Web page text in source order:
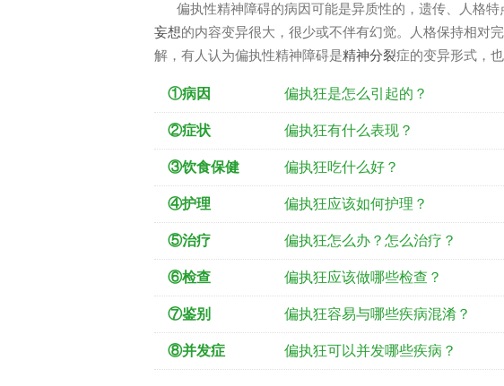
偏执性精神障碍的病因可能是异质性的，遗传、人格
妄想的内容变异很大，很少或不伴有幻觉。人格保持相对
解，有人认为偏执性精神障碍是精神分裂症的变异形式，
①病因 偏执狂是怎么引起的？
②症状 偏执狂有什么表现？
③饮食保健 偏执狂吃什么好？
④护理 偏执狂应该如何护理？
⑤治疗 偏执狂怎么办？怎么治疗？
⑥检查 偏执狂应该做哪些检查？
⑦鉴别 偏执狂容易与哪些疾病混淆？
⑧并发症 偏执狂可以并发哪些疾病？